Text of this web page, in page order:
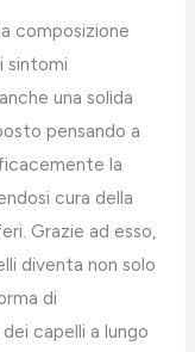
composizione
sintomi
una solida
pensando a
la
cura della
Grazie ad esso,
diventa non solo
di
capelli a lungo